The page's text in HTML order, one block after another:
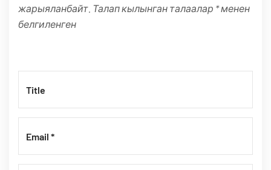
жарыяланбайт. Талап кылынган талаалар * менен
белгиленген